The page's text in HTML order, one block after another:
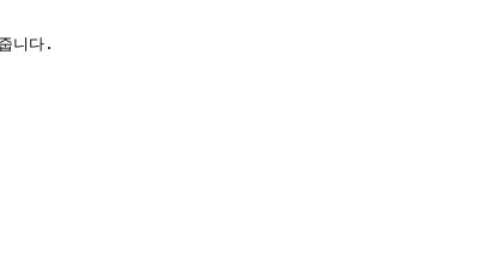
니다.